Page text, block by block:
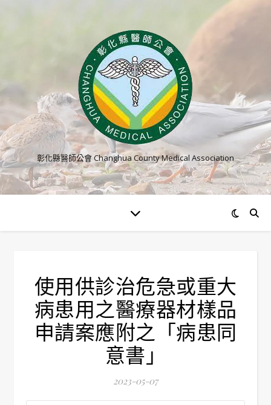
彰化縣醫師公會 Changhua County Medical Association
使用供診治危急或重大
病患用之醫療器材樣品
申請案應附之「病患同
意書」
2023-05-07